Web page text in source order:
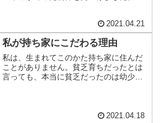
2021.04.21
私が持ち家にこだわる理由
私は、生まれてこのかた持ち家に住んだ
ことがありません。貧乏育ちだったとは
言っても、本当に貧乏だったのは幼少期
2021.04.18